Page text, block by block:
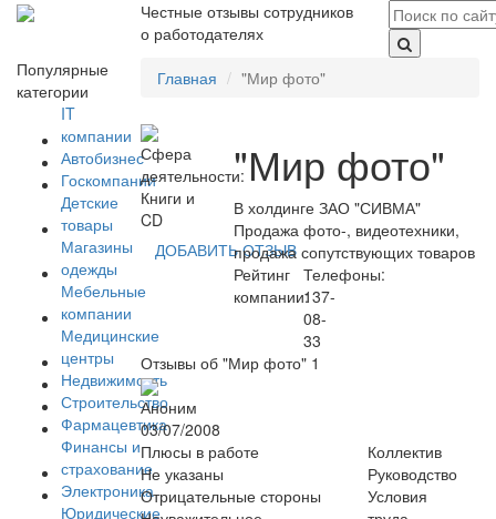
Честные отзывы сотрудников
о работодателях
Популярные
категории
IT
компании
Автобизнес
Госкомпании
Детские
товары
Магазины
одежды
Мебельные
компании
Медицинские
центры
Недвижимость
Строительство
Фармацевтика
Финансы и
страхование
Электроника
Юридические
Главная "Мир фото"
Сфера
деятельности:
Книги и
CD
ДОБАВИТЬ ОТЗЫВ
"Мир фото"
В холдинге ЗАО "СИВМА"
Продажа фото-, видеотехники,
продажа сопутствующих товаров
Рейтинг
компании:
Телефоны:
137-
08-
33
Отзывы об "Мир фото" 1
Аноним
03/07/2008
Плюсы в работе
Не указаны
Отрицательные стороны
Коллектив
Руководство
Условия